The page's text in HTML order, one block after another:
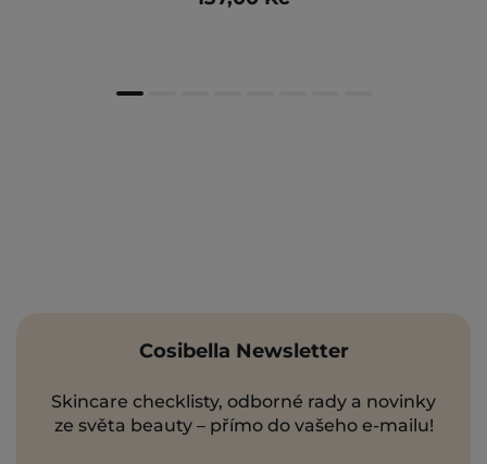
Cosibella Newsletter
Skincare checklisty, odborné rady a novinky
ze světa beauty – přímo do vašeho e-mailu!